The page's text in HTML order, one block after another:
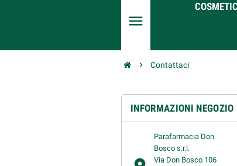
menu
chevron_right Contattaci
INFORMAZIONI NEGOZIO
Parafarmacia Don
Bosco s.r.l.
Via Don Bosco 106